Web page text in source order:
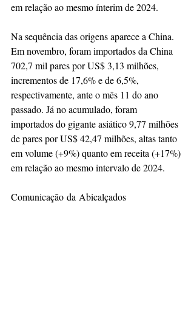
em relação ao mesmo ínterim de 2024.
Na sequência das origens aparece a China.
Em novembro, foram importados da China
702,7 mil pares por US$ 3,13 milhões,
incrementos de 17,6% e de 6,5%,
respectivamente, ante o mês 11 do ano
passado. Já no acumulado, foram
importados do gigante asiático 9,77 milhões
de pares por US$ 42,47 milhões, altas tanto
em volume (+9%) quanto em receita (+17%)
em relação ao mesmo intervalo de 2024.
Comunicação da Abicalçados